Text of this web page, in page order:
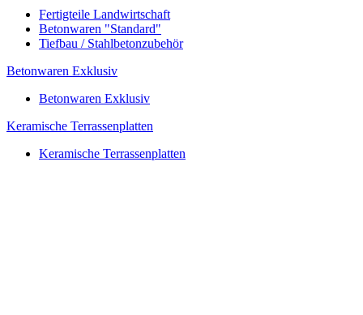
Fertigteile Landwirtschaft
Betonwaren "Standard"
Tiefbau / Stahlbetonzubehör
Betonwaren Exklusiv
Betonwaren Exklusiv
Keramische Terrassenplatten
Keramische Terrassenplatten